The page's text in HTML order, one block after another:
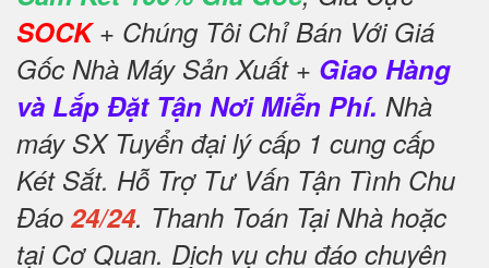
SOCK+ Chúng Tôi Chỉ Bán Với Giá
Gốc Nhà Máy Sản Xuất + Giao Hàng
và Lắp Đặt Tận Nơi Miễn Phí. Nhà
máy SX Tuyển đại lý cấp 1 cung cấp
Két Sắt. Hỗ Trợ Tư Vấn Tận Tình Chu
Đáo 24/24. Thanh Toán Tại Nhà hoặc
tại Cơ Quan. Dịch vụ chu đáo chuyên